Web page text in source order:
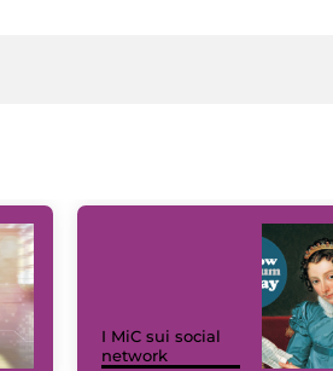
I MiC sui social
network